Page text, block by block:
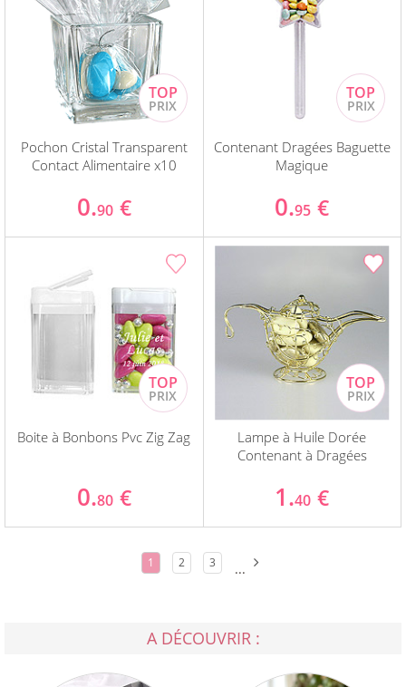
Pochon Cristal Transparent
Contact Alimentaire x10
0.90 €
Contenant Dragées Baguette
Magique
0.95 €
Boite à Bonbons Pvc Zig Zag
0.80 €
Lampe à Huile Dorée
Contenant à Dragées
1.40 €
1 2 3 ...
A DÉCOUVRIR :